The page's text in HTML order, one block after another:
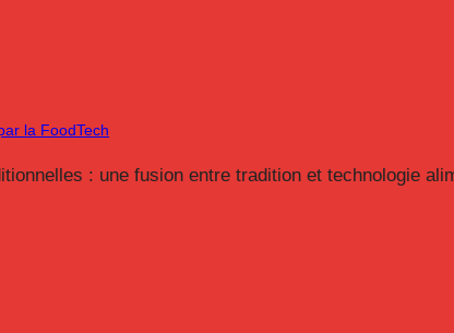
la FoodTech
: une fusion entre tradition et technologie